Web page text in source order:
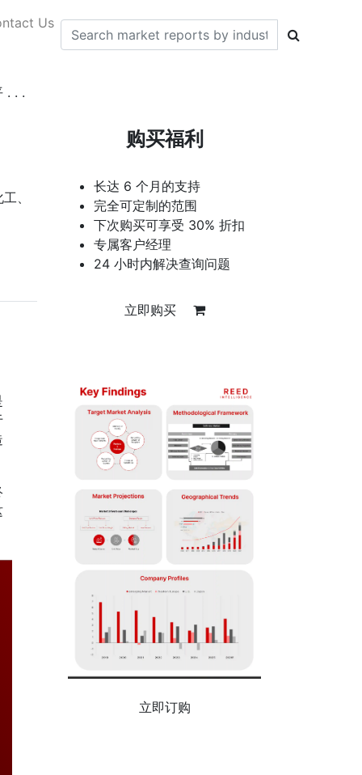
Us
. . .
、
购买福利
长达 6 个月的支持
完全可定制的范围
下次购买可享受 30% 折扣
专属客户经理
24 小时内解决查询问题
立即购买
立即订购